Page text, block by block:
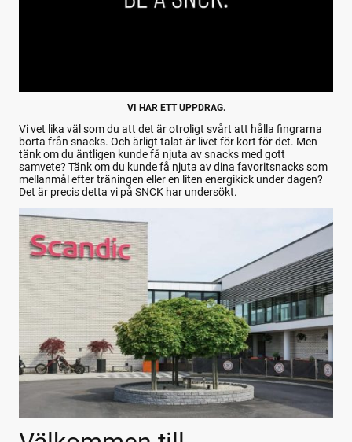
VI HAR ETT UPPDRAG.
Vi vet lika väl som du att det är otroligt svårt att hålla fingrarna
borta från snacks. Och ärligt talat är livet för kort för det. Men
tänk om du äntligen kunde få njuta av snacks med gott
samvete? Tänk om du kunde få njuta av dina favoritsnacks som
mellanmål efter träningen eller en liten energikick under dagen?
Det är precis detta vi på SNCK har undersökt.